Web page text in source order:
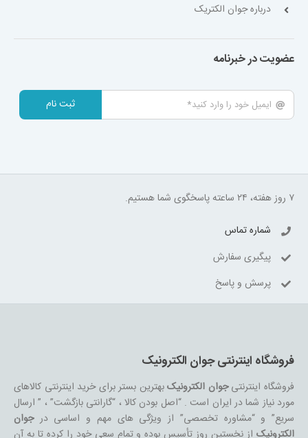
درباره جوان الکتریک
عضویت در خبرنامه
ثبت نام
۷ روز هفته، ۲۴ ساعته پاسخگوی شما هستیم.
شماره تماس
پیگیری سفارش
پرسش و پاسخ
فروشگاه اینترنتی جوان الکترونیک
فروشگاه اینترنتیجوان الکترونیکبهترین بستر برای خرید اینترنتی کالاهای
مورد نیاز شما در ایران است . “اصل بودن کالا ، “گارانتی بازگشت” ، ” ارسال
سریع” و “مشاوره تخصصی” از ویژگی های مهم و اساسی درجوان
الکترونیکاز نخستین روز تأسیس بوده و تمام سعی خود را کرده تا به آن